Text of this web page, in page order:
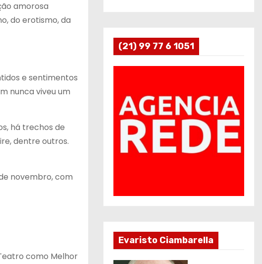
amorosa
do erotismo, da
e sentimentos
nunca viveu um
há trechos de
dentre outros.
novembro, com
como Melhor
(21) 99 77 6 1051
Evaristo Ciambarella